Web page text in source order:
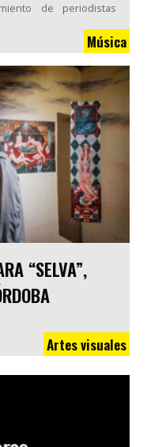
de periodistas
Música
“SELVA”,
Artes visuales